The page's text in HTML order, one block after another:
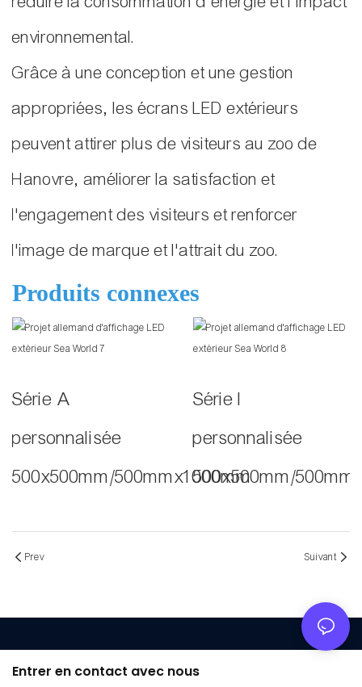
environnemental.
Grâce à une conception et une gestion
appropriées, les écrans LED extérieurs
peuvent attirer plus de visiteurs au zoo de
Hanovre, améliorer la satisfaction et
l'engagement des visiteurs et renforcer
l'image de marque et l'attrait du zoo.
Produits connexes
Série A
personnalisée
500x500mm/500mmx1000mm
Série I
personnalisée
500x500mm/
Prev Suivant
Entrer en contact avec nous